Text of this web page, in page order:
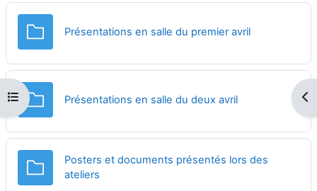
Ouvrir l’index du cours
Présentations en salle du premier avrilDossier
Présentations en salle du deux avrilDossier
Posters et documents présentés lors des
ateliers